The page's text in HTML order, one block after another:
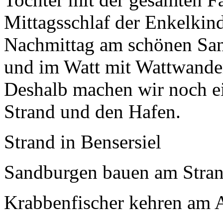
Mittagsschlaf der
Nachmittag am schönen
und im Watt mit
Deshalb machen wir noch
Strand und den Hafen.
Strand in Bensersiel
Sandburgen bauen am
Krabbenfischer kehren am